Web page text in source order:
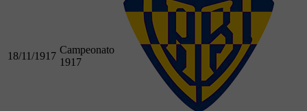
18/11/1917
Campeonato
1917